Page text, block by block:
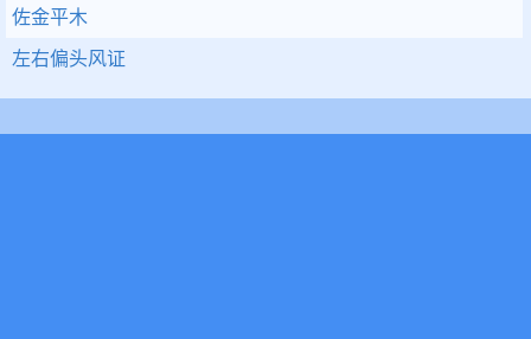
佐金平木
左右偏头风证